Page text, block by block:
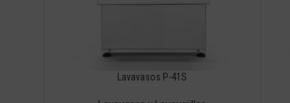
Lavavasos P-41S